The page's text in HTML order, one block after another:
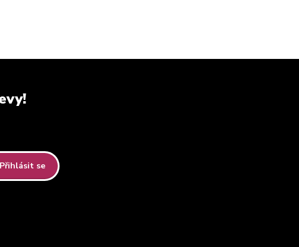
Přihlásit se
newsletteru.